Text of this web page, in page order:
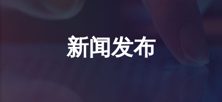
新闻发布